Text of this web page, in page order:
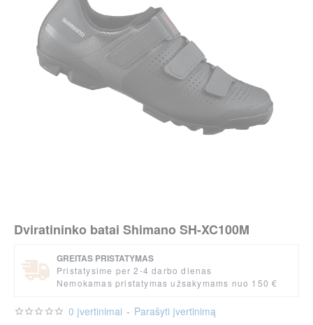
Dviratininko batai Shimano SH-XC100M
0 įvertinimai - Parašyti įvertinimą
GREITAS PRISTATYMAS
Pristatysime per 2-4 darbo dienas
Nemokamas pristatymas užsakymams nuo 150 €